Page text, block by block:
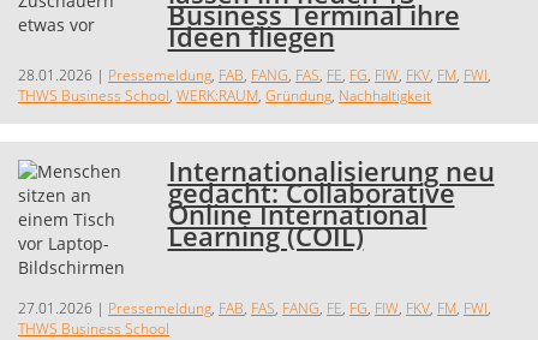
Business Terminal ihre
Ideen fliegen
28.01.2026 | Pressemeldung, FAB, FANG, FAS, FE, FG, FIW, FKV, FM, FWI,
THWS Business School, WERK:RAUM, Gründung, Nachhaltigkeit
Internationalisierung neu
gedacht: Collaborative
Online International
Learning (COIL)
27.01.2026 | Pressemeldung, FAB, FAS, FANG, FE, FG, FIW, FKV, FM, FWI,
THWS Business School